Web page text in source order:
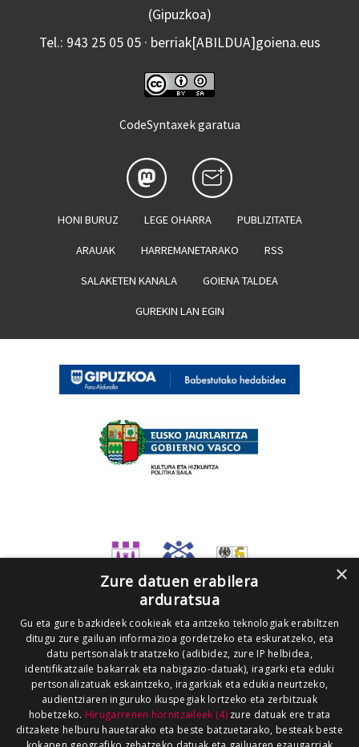
(Gipuzkoa)
Tel.: 943 25 05 05 · berriak[ABILDUA]goiena.eus
CodeSyntaxek garatua
HONI BURUZ LEGE OHARRA PUBLIZITATEA
ARAUAK HARREMANETARAKO RSS
SALAKETEN KANALA GOIENA TALDEA
GUREKIN LAN EGIN
×
Zure datuen erabilera
arduratsua
Gu eta gure bazkideek cookieak eta antzeko teknologiak erabiltzen
ditugu zure gailuan informazioa gordetzeko eta eskuratzeko, eta
datu pertsonalak tratatzeko (adibidez, zure IP helbidea,
identifikatzaile bakarrak eta nabigazio-datuak), iragarki eta eduki
pertsonalizatuak eskaintzeko, iragarkiak eta edukia neurtzeko,
audientziaren inguruko ikuspegiak lortzeko eta zerbitzuak
hobetzeko. Hirugarrenen hornitzaileek (4)zure datuak ere trata
ditzakete helburu hauetarako eta beste batzuetarako, besteak beste